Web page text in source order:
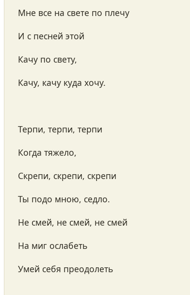
Мне все на свете по плечу
И с песней этой
Качу по свету,
Качу, качу куда хочу.
Терпи, терпи, терпи
Когда тяжело,
Скрепи, скрепи, скрепи
Ты подо мною, седло.
Не смей, не смей, не смей
На миг ослабеть
Умей себя преодолеть